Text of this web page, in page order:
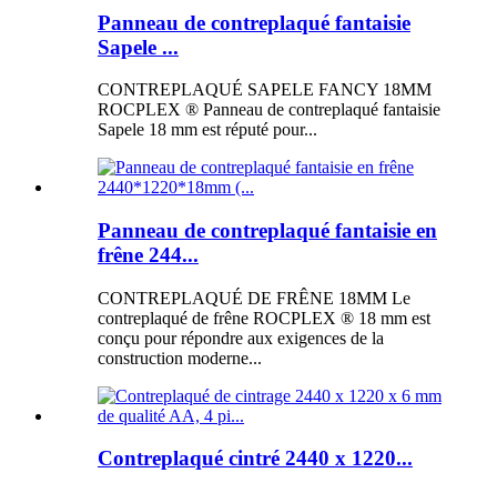
Panneau de contreplaqué fantaisie
Sapele ...
CONTREPLAQUÉ SAPELE FANCY 18MM
ROCPLEX ® Panneau de contreplaqué fantaisie
Sapele 18 mm est réputé pour...
Panneau de contreplaqué fantaisie en
frêne 244...
CONTREPLAQUÉ DE FRÊNE 18MM Le
contreplaqué de frêne ROCPLEX ® 18 mm est
conçu pour répondre aux exigences de la
construction moderne...
Contreplaqué cintré 2440 x 1220...